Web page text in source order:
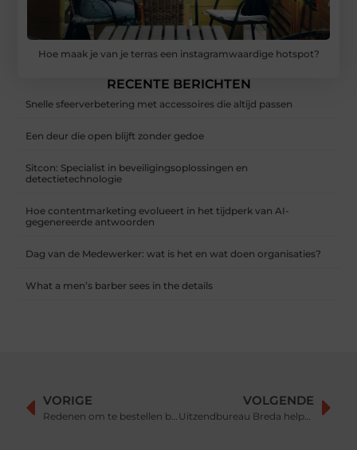
Hoe maak je van je terras een instagramwaardige hotspot?
RECENTE BERICHTEN
Snelle sfeerverbetering met accessoires die altijd passen
Een deur die open blijft zonder gedoe
Sitcon: Specialist in beveiligingsoplossingen en
detectietechnologie
Hoe contentmarketing evolueert in het tijdperk van AI-
gegenereerde antwoorden
Dag van de Medewerker: wat is het en wat doen organisaties?
What a men’s barber sees in the details
VORIGE
Redenen om te bestellen bij een verpakkingsmateriaalgroothandel
VOLGENDE
Uitzendbureau Breda helpt je vooruit